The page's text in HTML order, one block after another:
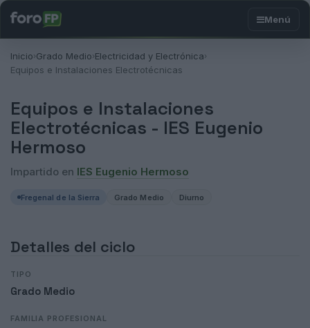
Inicio›Grado Medio›Electricidad y Electrónica›
Equipos e Instalaciones Electrotécnicas
Equipos e Instalaciones
Electrotécnicas - IES Eugenio
Hermoso
Impartido en IES Eugenio Hermoso
Fregenal de la Sierra Grado Medio Diurno
Detalles del ciclo
TIPO
Grado Medio
FAMILIA PROFESIONAL